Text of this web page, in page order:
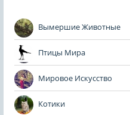
Вымершие Животные
Птицы Мира
Мировое Искусство
Котики